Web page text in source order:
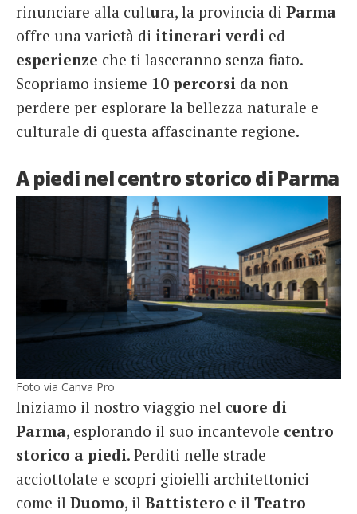
rinunciare alla cultura, la provincia di Parma
offre una varietà di itinerari verdi ed
esperienze che ti lasceranno senza fiato.
Scopriamo insieme 10 percorsi da non
perdere per esplorare la bellezza naturale e
culturale di questa affascinante regione.
A piedi nel centro storico di Parma
Foto via Canva Pro
Iniziamo il nostro viaggio nel cuore di
Parma, esplorando il suo incantevole centro
storico a piedi. Perditi nelle strade
acciottolate e scopri gioielli architettonici
come il Duomo, il Battistero e il Teatro